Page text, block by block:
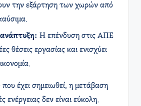
την εξάρτηση των χωρών από
Η επένδυση στις ΑΠΕ
θέσεις εργασίας και ενισχύει
έχει σημειωθεί, η μετάβαση
ενέργειας δεν είναι εύκολη.